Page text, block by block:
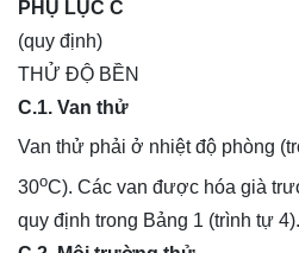
PHỤ LỤC C
(quy định)
THỬ ĐỘ BỀN
C.1. Van thử
Van thử phải ở nhiệt độ phòng
30oC). Các van được hóa già
quy định trong Bảng 1 (trình tự 4).